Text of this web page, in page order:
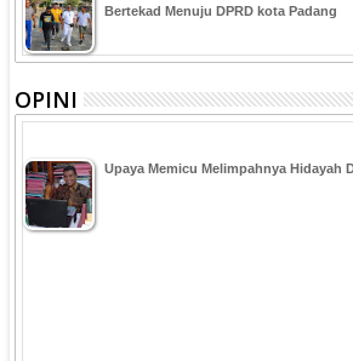
Bertekad Menuju DPRD kota Padang
OPINI
Upaya Memicu Melimpahnya Hidayah